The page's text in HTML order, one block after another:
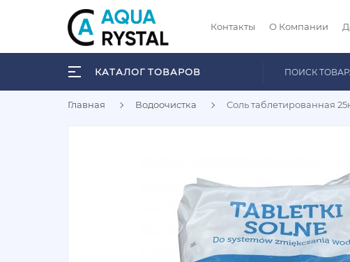
Контакты О Компании
КАТАЛОГ ТОВАРОВ
Главная Водоочистка Соль таблетированная